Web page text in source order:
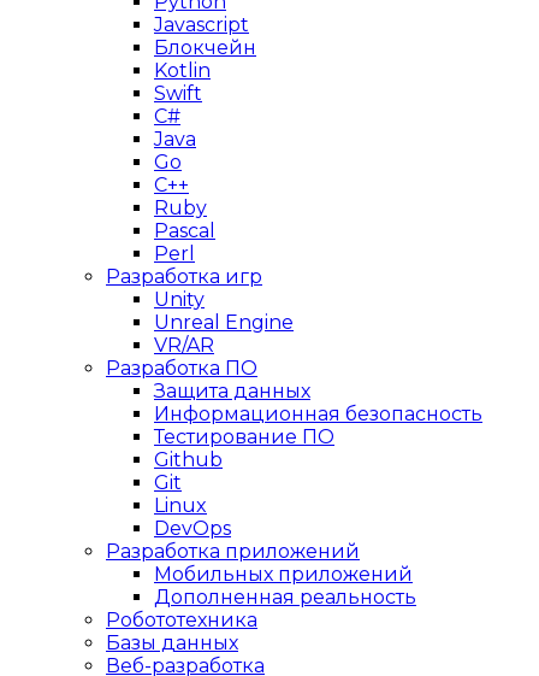
Javascript
Блокчейн
Kotlin
Swift
C#
Java
Go
C++
Ruby
Pascal
Perl
Разработка игр
Unity
Unreal Engine
VR/AR
Разработка ПО
Защита данных
Информационная безопасность
Тестирование ПО
Github
Git
Linux
DevOps
Разработка приложений
Мобильных приложений
Дополненная реальность
Робототехника
Базы данных
Веб-разработка